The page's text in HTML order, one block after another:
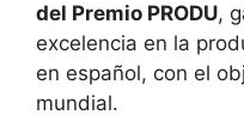
del Premio PRODU,
excelencia en la
en español, con el
mundial.